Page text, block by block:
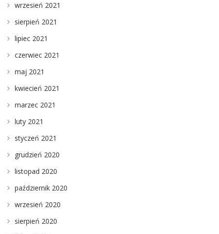
wrzesień 2021
sierpień 2021
lipiec 2021
czerwiec 2021
maj 2021
kwiecień 2021
marzec 2021
luty 2021
styczeń 2021
grudzień 2020
listopad 2020
październik 2020
wrzesień 2020
sierpień 2020